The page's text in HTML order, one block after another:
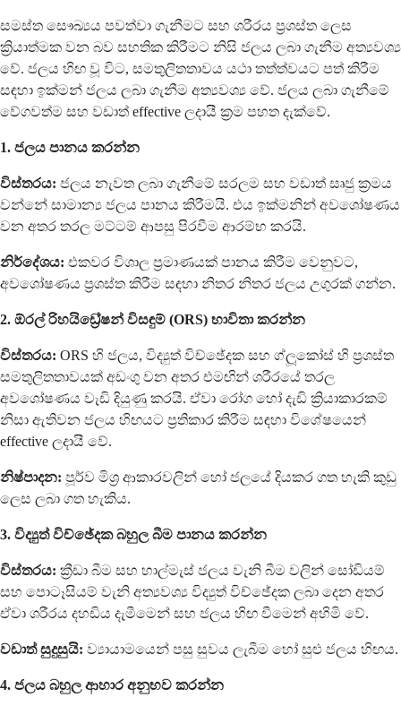
සමස්ත සෞඛ්‍යය පවත්වා ගැනීමට සහ ශරීරය ප්‍රශස්ත ලෙස
ක්‍රියාත්මක වන බව සහතික කිරීමට නිසි ජලය ලබා ගැනීම අත්‍යවශ්‍ය
වේ. ජලය හිඟ වූ විට, සමතුලිතතාවය යථා තත්ත්වයට පත් කිරීම
සඳහා ඉක්මන් ජලය ලබා ගැනීම අත්‍යවශ්‍ය වේ. ජලය ලබා ගැනීමේ
වේගවත්ම සහ වඩාත් effective ලදායී ක්‍රම පහත දැක්වේ.
1. ජලය පානය කරන්න
විස්තරය: ජලය නැවත ලබා ගැනීමේ සරලම සහ වඩාත් සෘජු ක්‍රමය
වන්නේ සාමාන්‍ය ජලය පානය කිරීමයි. එය ඉක්මනින් අවශෝෂණය
වන අතර තරල මට්ටම් ආපසු පිරවීම ආරම්භ කරයි.
නිර්දේශය: එකවර විශාල ප්‍රමාණයක් පානය කිරීම වෙනුවට,
අවශෝෂණය ප්‍රශස්ත කිරීම සඳහා නිතර නිතර ජලය උගුරක් ගන්න.
2. ඕරල් රිහයිඩ්‍රේෂන් විසඳුම් (ORS) භාවිතා කරන්න
විස්තරය: ORS හි ජලය, විද්‍යුත් විච්ඡේදක සහ ග්ලූකෝස් හි ප්‍රශස්ත
සමතුලිතතාවයක් අඩංගු වන අතර එමඟින් ශරීරයේ තරල
අවශෝෂණය වැඩි දියුණු කරයි. ඒවා රෝග හෝ දැඩි ක්‍රියාකාරකම්
නිසා ඇතිවන ජලය හිඟයට ප්‍රතිකාර කිරීම සඳහා විශේෂයෙන්
effective ලදායී වේ.
නිෂ්පාදන: පූර්ව මිශ්‍ර ආකාරවලින් හෝ ජලයේ දියකර ගත හැකි කුඩු
ලෙස ලබා ගත හැකිය.
3. විද්‍යුත් විච්ඡේදක බහුල බීම පානය කරන්න
විස්තරය: ක්‍රීඩා බීම සහ හාල්මැස් ජලය වැනි බීම වලින් සෝඩියම්
සහ පොටෑසියම් වැනි අත්‍යවශ්‍ය විද්‍යුත් විච්ඡේදක ලබා දෙන අතර
ඒවා ශරීරය දහඩිය දැමීමෙන් සහ ජලය හිඟ වීමෙන් අහිමි වේ.
වඩාත් සුදුසුයි: ව්‍යායාමයෙන් පසු සුවය ලැබීම හෝ සුළු ජලය හිඟය.
4. ජලය බහුල ආහාර අනුභව කරන්න